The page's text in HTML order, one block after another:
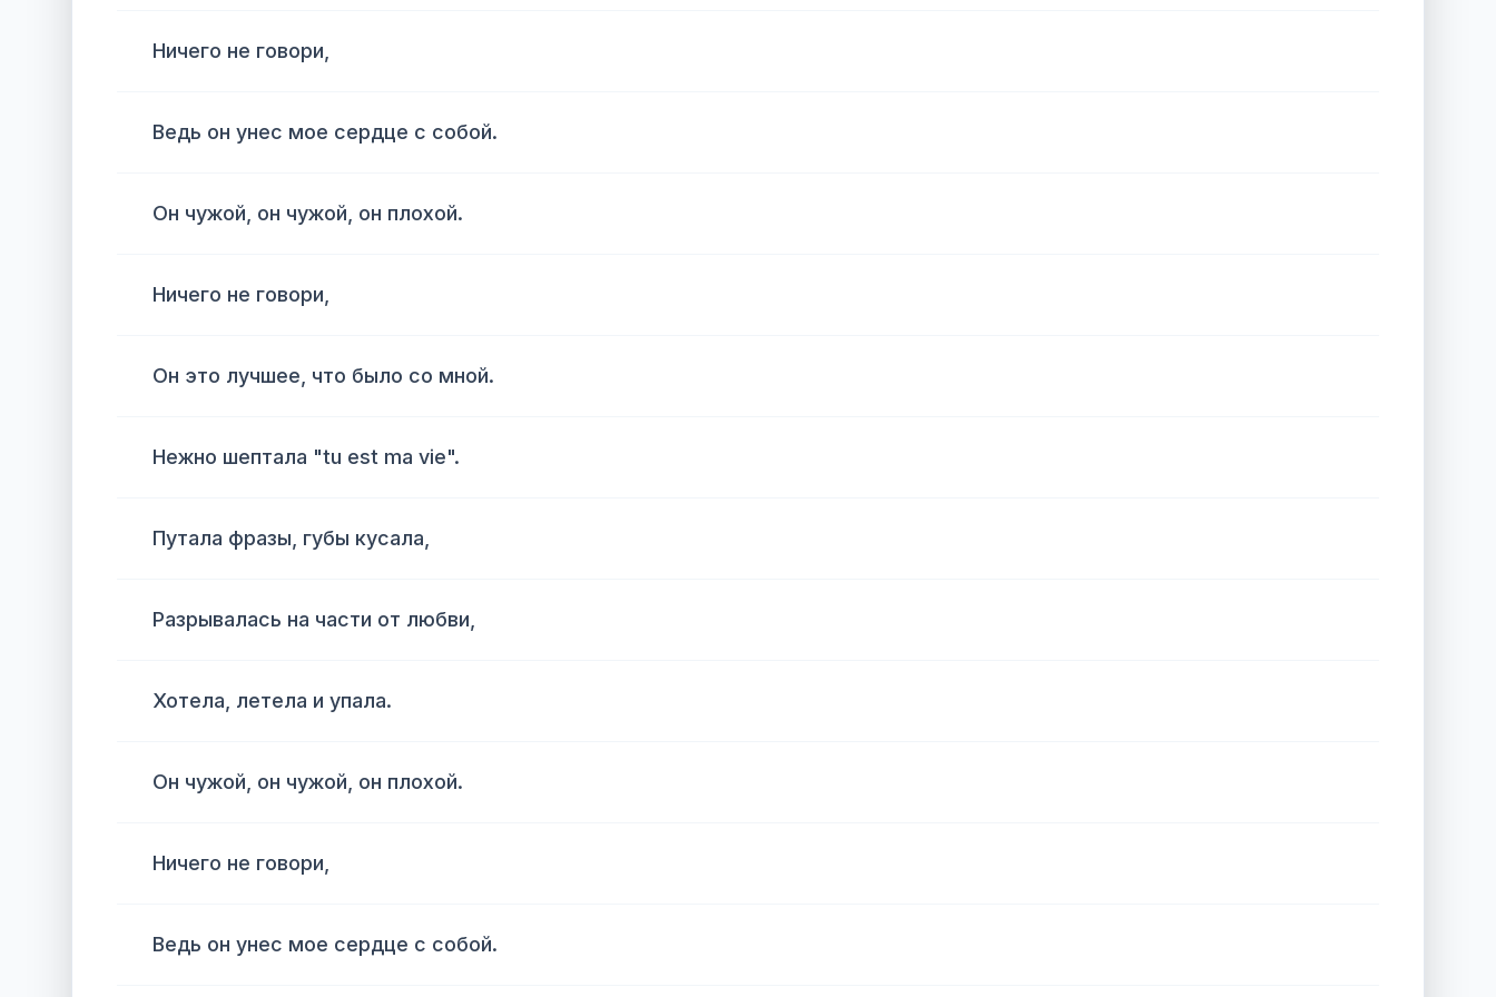
Ничего не говори,
Ведь он унес мое сердце с собой.
Он чужой, он чужой, он плохой.
Ничего не говори,
Он это лучшее, что было со мной.
Нежно шептала "tu est ma vie".
Путала фразы, губы кусала,
Разрывалась на части от любви,
Хотела, летела и упала.
Он чужой, он чужой, он плохой.
Ничего не говори,
Ведь он унес мое сердце с собой.